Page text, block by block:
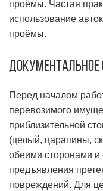
проёмы. Частая
использование
проёмы.
Перед началом
перевозимого
приблизительной
(целый, царапины,
обеими сторонами и
предъявления
повреждений. Для